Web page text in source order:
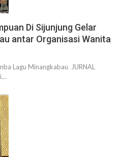
Di Sijunjung Gelar
antar Organisasi Wanita
Lagu Minangkabau JURNAL